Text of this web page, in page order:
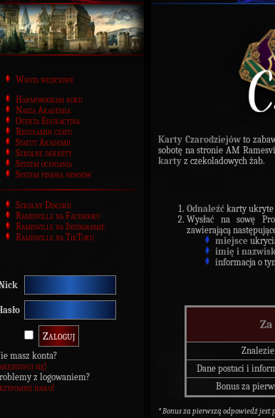
Wrota wejściowe
Harmonogram roku
Nasza Akademia
Oferta Edukacyjna
Regulamin czatu
Statut Akademii
Szkolne dekrety
System oceniania
System pisania newsów
Szkolny Discord
Ramesville na Facebooku
Ramesville na Instagramie
Ramesville na TikToku
masz konta?
się!
z logowaniem?
hasło!
Karty Czarodziejówto
sobotę na stronie AM
karty z czekoladowych żab.
Odnaleźć karty ukryte
Wysłać na sowę
zawierającą
miejsce
imię i
informacja o
Za
Dane postaci i
Bonus za
* Bonus za pierwszą odpowiedź